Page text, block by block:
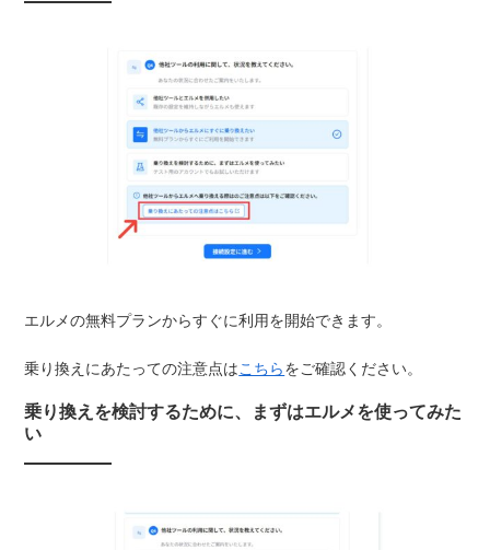
エルメの無料プランからすぐに利用を開始できます。
乗り換えにあたっての注意点はこちらをご確認ください。
乗り換えを検討するために、まずはエルメを使ってみた
い